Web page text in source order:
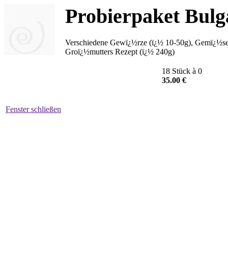
Probierpaket
Verschiedene Gewï¿½rze (ï¿½ 10-50g),
Groï¿½mutters Rezept (ï¿½ 240g)
18 Stück à 0
35.00 €
Fenster schließen